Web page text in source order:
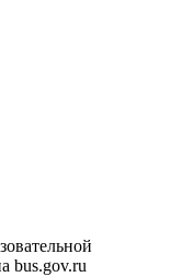
bus.gov.ru